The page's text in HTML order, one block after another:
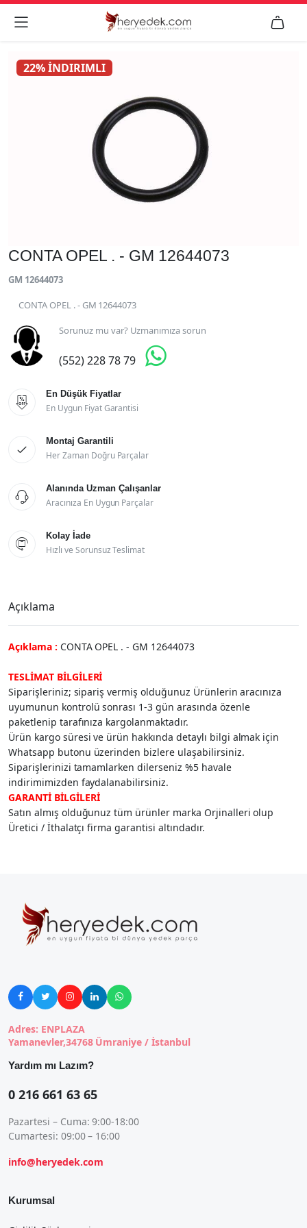
 
22% İNDIRIMLI
CONTA OPEL . - GM 12644073
GM 12644073
CONTA OPEL . - GM 12644073
Sorunuz mu var? Uzmanımıza sorun
(552) 228 78 79 

En Düşük Fiyatlar
En Uygun Fiyat Garantisi

Montaj Garantili
Her Zaman Doğru Parçalar

Alanında Uzman Çalışanlar
Aracınıza En Uygun Parçalar

Kolay İade
Hızlı ve Sorunsuz Teslimat
Açıklama
Açıklama : CONTA OPEL . - GM 12644073
TESLİMAT BİLGİLERİ
Siparişleriniz; sipariş vermiş olduğunuz Ürünlerin aracınıza
uyumunun kontrolü sonrası 1-3 gün arasında özenle
paketlenip tarafınıza kargolanmaktadır.
Ürün kargo süresi ve ürün hakkında detaylı bilgi almak için
Whatsapp butonu üzerinden bizlere ulaşabilirsiniz.
Siparişlerinizi tamamlarken dilerseniz %5 havale
indirimimizden faydalanabilirsiniz.
GARANTİ BİLGİLERİ
Satın almış olduğunuz tüm ürünler marka Orjinalleri olup
Üretici / İthalatçı firma garantisi altındadır.
    
Adres: ENPLAZA
Yamanevler,34768 Ümraniye / İstanbul
Yardım mı Lazım?
0 216 661 63 65
Pazartesi – Cuma: 9:00-18:00
Cumartesi: 09:00 – 16:00
info@heryedek.com
Kurumsal